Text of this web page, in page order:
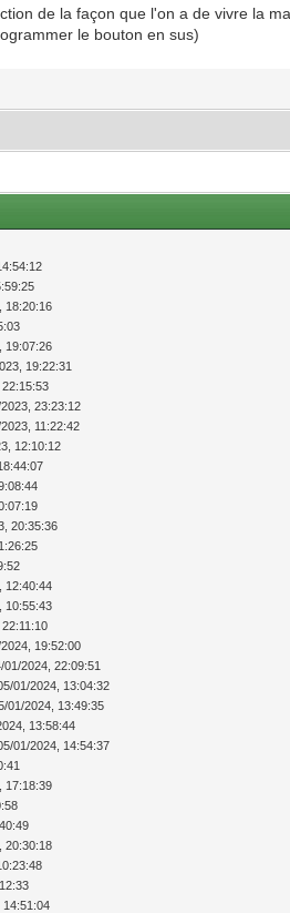
de la façon que l'on a de vivre la
le bouton en sus)
18:20:16
19:07:26
19:22:31
23:23:12
11:22:42
12:10:12
20:35:36
12:40:44
10:55:43
19:52:00
01/2024, 22:09:51
01/2024, 13:04:32
01/2024, 13:49:35
13:58:44
01/2024, 14:54:37
17:18:39
20:30:18
14:51:04